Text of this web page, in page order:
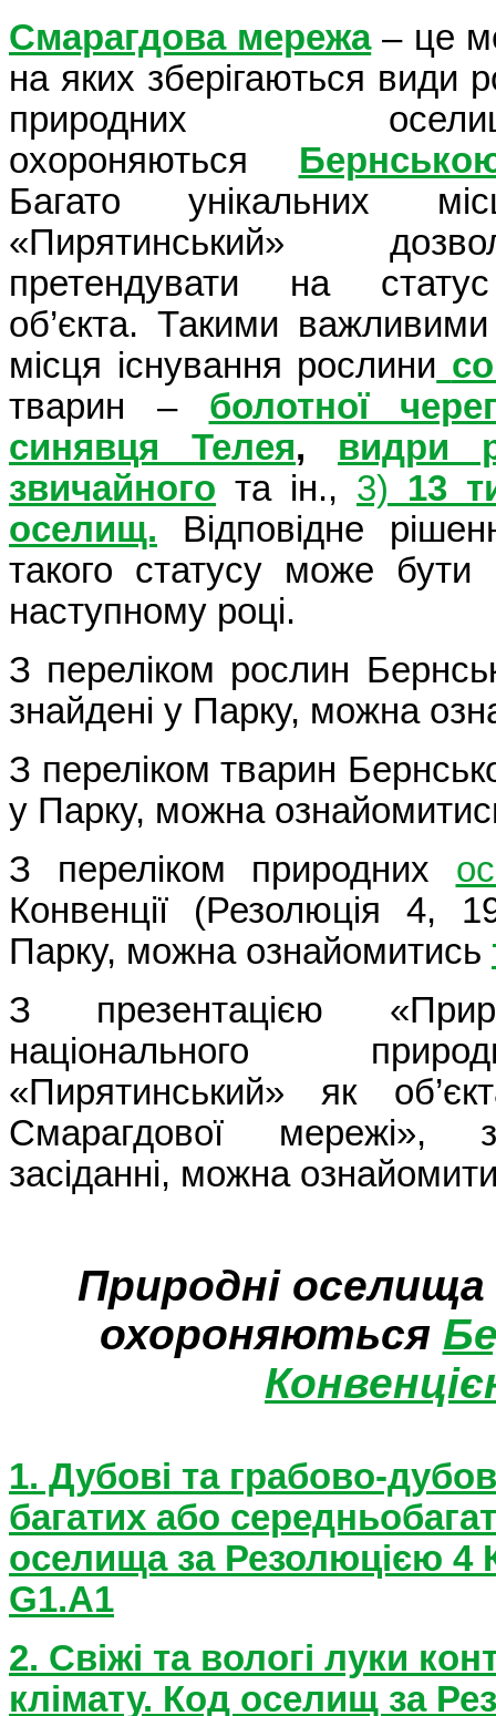
Смарагдова мережа– це
на яких зберігаються види
природних
охороняються
Багато унікальних
«Пирятинський»
претендувати на
об’єкта. Такими
місця існування рослини
тварин – болотної
синявця Телея, видри
звичайного та ін., 3) 13
оселищ. Відповідне
такого статусу може
наступному році.
З переліком рослин
знайдені у Парку, можна
З переліком тварин
у Парку, можна
З переліком природних
Конвенції (Резолюція 4,
Парку, можна ознайомитись
З презентацією
національного
«Пирятинський» як
Смарагдової мережі»,
засіданні, можна
Природні оселища
охороняються
1. Дубові та грабово-
багатих або
оселища за Резолюцією 4
G1.A1
2. Свіжі та вологі луки
клімату. Код оселищ за